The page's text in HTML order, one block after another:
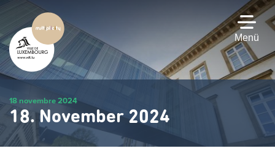
Hauptinhalt
gehen
Menü
18 novembre 2024
18. November 2024